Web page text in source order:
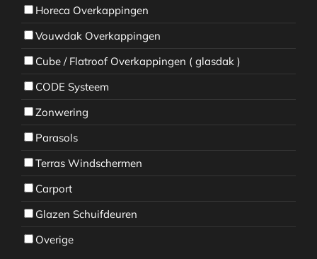
Horeca Overkappingen
Vouwdak Overkappingen
Cube / Flatroof Overkappingen ( glasdak )
CODE Systeem
Zonwering
Parasols
Terras Windschermen
Carport
Glazen Schuifdeuren
Overige